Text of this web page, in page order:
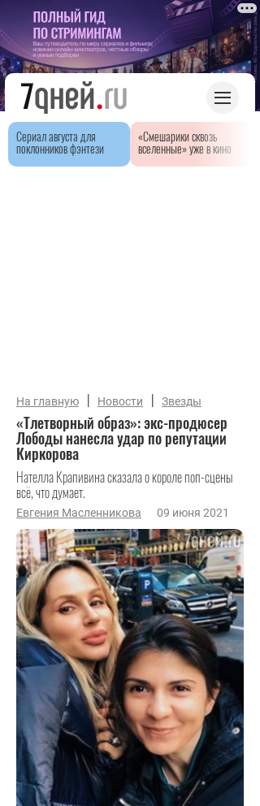
Сериал августа для
поклонников фэнтези
«Смешарики сквозь
вселенные» уже в кино
На главную | Новости | Звезды
«Тлетворный образ»: экс-продюсер
Лободы нанесла удар по репутации
Киркорова
Нателла Крапивина сказала о короле поп-сцены
всё, что думает.
Евгения Масленникова 09 июня 2021